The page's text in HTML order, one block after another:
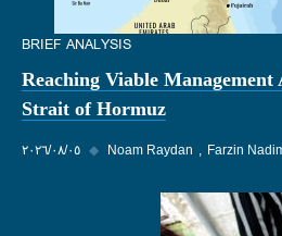
BRIEF ANALYSIS
Reaching Viable
Strait of Hormuz
٠٥‏/٠٨‏/٢٠٢٦ ◆ Noam Raydan Farzin